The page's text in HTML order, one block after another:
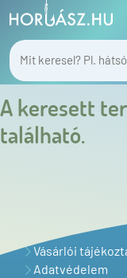
A keresett
található.
Vásárlói
Adatvédelem